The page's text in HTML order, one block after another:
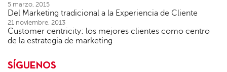
5 marzo, 2015
Del Marketing tradicional a la Experiencia de Cliente
21 noviembre, 2013
Customer centricity: los mejores clientes como centro
de la estrategia de marketing
SÍGUENOS